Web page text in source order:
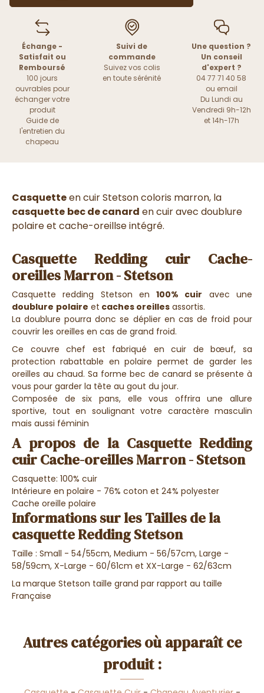
Échange -
Satisfait ou
Remboursé
100 jours
ouvrables pour
échanger votre
produit
Guide de
l'entretien du
chapeau
Suivi de
commande
Suivez vos colis
en toute sérénité
Une question ?
Un conseil
d'expert ?
04 77 71 40 58
ou email
Du Lundi au
Vendredi 9h-12h
et 14h-17h
Casquetteen cuir Stetson coloris marron, la
casquette bec de canard en cuir avec doublure
polaire et cache-oreillse intégré.
Casquette Redding cuir Cache-
oreilles Marron - Stetson
Casquette redding Stetson en100% cuir avec une
doublure polaire et caches oreilles assortis.
La doublure pourra donc se déplier en cas de froid pour
couvrir les oreilles en cas de grand froid.
Ce couvre chef est fabriqué en cuir de bœuf, sa
protection rabattable en polaire permet de garder les
oreilles au chaud. Sa forme bec de canard se présente à
vous pour garder la tête au gout du jour.
Composée de six pans, elle vous offrira une allure
sportive, tout en soulignant votre caractère masculin
mais aussi féminin
A propos de la Casquette Redding
cuir Cache-oreilles Marron - Stetson
Casquette: 100% cuir
Intérieure en polaire - 76% coton et 24% polyester
Cache oreille polaire
Informations sur les Tailles de la
casquette Redding Stetson
Taille : Small - 54/55cm, Medium - 56/57cm, Large -
58/59cm, X-Large - 60/61cm et XX-Large - 62/63cm
La marque Stetson taille grand par rapport au taille
Française
Autres catégories où apparaît ce
produit :